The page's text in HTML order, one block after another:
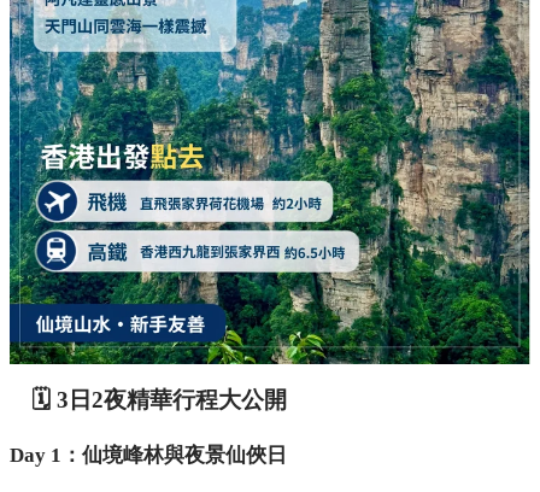
🗓️ 3日2夜精華行程大公開
Day 1：仙境峰林與夜景仙俠日